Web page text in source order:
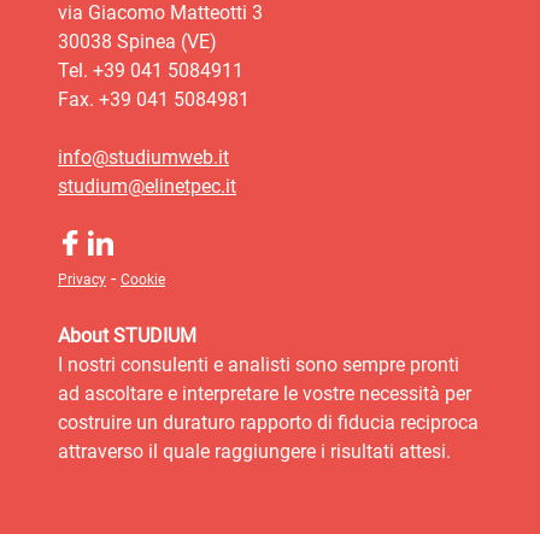
via Giacomo Matteotti 3
30038 Spinea (VE)
Tel. +39 041 5084911
Fax. +39 041 5084981
info@studiumweb.it
studium@elinetpec.it
Privacy - Cookie
About STUDIUM
I nostri consulenti e analisti sono sempre pronti
ad ascoltare e interpretare le vostre necessità per
costruire un duraturo rapporto di fiducia reciproca
attraverso il quale raggiungere i risultati attesi.